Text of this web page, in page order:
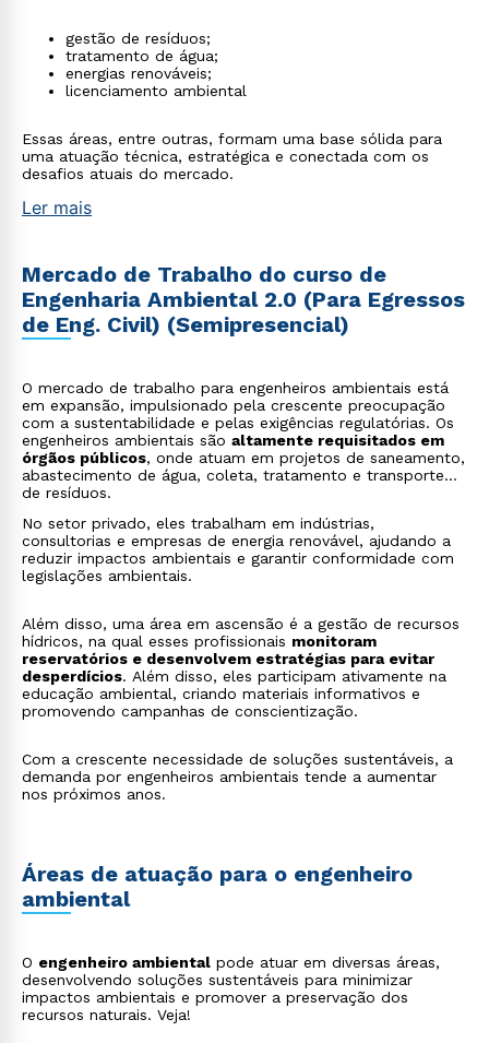
gestão de resíduos;
tratamento de água;
energias renováveis;
licenciamento ambiental
Essas áreas, entre outras, formam uma base sólida para
uma atuação técnica, estratégica e conectada com os
desafios atuais do mercado.
Ler mais
Mercado de Trabalho do curso de
Engenharia Ambiental 2.0 (Para Egressos
de Eng. Civil) (Semipresencial)
O mercado de trabalho para engenheiros ambientais está
em expansão, impulsionado pela crescente preocupação
com a sustentabilidade e pelas exigências regulatórias. Os
engenheiros ambientais são altamente requisitados em
órgãos públicos, onde atuam em projetos de saneamento,
abastecimento de água, coleta, tratamento e transporte
de resíduos.
No setor privado, eles trabalham em indústrias,
consultorias e empresas de energia renovável, ajudando a
reduzir impactos ambientais e garantir conformidade com
legislações ambientais.
Além disso, uma área em ascensão é a gestão de recursos
hídricos, na qual esses profissionais monitoram
reservatórios e desenvolvem estratégias para evitar
desperdícios. Além disso, eles participam ativamente na
educação ambiental, criando materiais informativos e
promovendo campanhas de conscientização.
Com a crescente necessidade de soluções sustentáveis, a
demanda por engenheiros ambientais tende a aumentar
nos próximos anos.
Áreas de atuação para o engenheiro
ambiental
O engenheiro ambiental pode atuar em diversas áreas,
desenvolvendo soluções sustentáveis para minimizar
impactos ambientais e promover a preservação dos
recursos naturais. Veja!